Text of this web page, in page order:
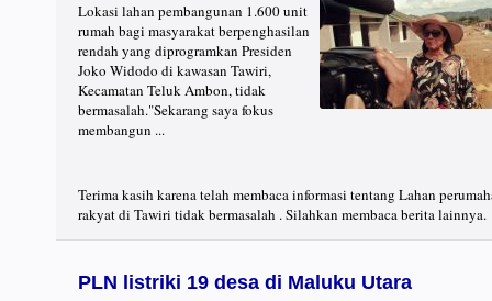
Lokasi lahan pembangunan 1.600 unit
rumah bagi masyarakat berpenghasilan
rendah yang diprogramkan Presiden
Joko Widodo di kawasan Tawiri,
Kecamatan Teluk Ambon, tidak
bermasalah."Sekarang saya fokus
membangun ...
Terima kasih karena telah membaca informasi tentang Lahan
rakyat di Tawiri tidak bermasalah . Silahkan membaca berita lainnya.
PLN listriki 19 desa di Maluku Utara